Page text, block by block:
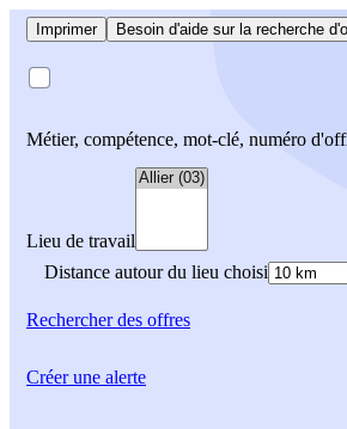
Imprimer Besoin d'aide sur la recherche
Métier, compétence, mot-clé, numéro
Lieu de travail
Distance autour du lieu choisi
Rechercherdes offres
Créer une alerte